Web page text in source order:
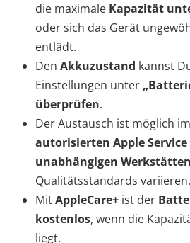
die maximale Kapazität
oder sich das Gerät
entlädt.
Den Akkuzustand kannst
Einstellungen unter
überprüfen.
Der Austausch ist möglich im
autorisierten Apple
unabhängigen Werkstätten
Qualitätsstandards variieren.
MitAppleCare+ ist der
kostenlos, wenn die
liegt.